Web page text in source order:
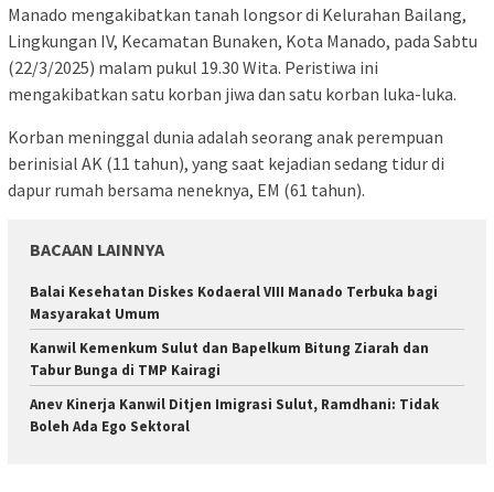
Manado mengakibatkan tanah longsor di Kelurahan Bailang,
Lingkungan IV, Kecamatan Bunaken, Kota Manado, pada Sabtu
(22/3/2025) malam pukul 19.30 Wita. Peristiwa ini
mengakibatkan satu korban jiwa dan satu korban luka-luka.
Korban meninggal dunia adalah seorang anak perempuan
berinisial AK (11 tahun), yang saat kejadian sedang tidur di
dapur rumah bersama neneknya, EM (61 tahun).
BACAAN LAINNYA
Balai Kesehatan Diskes Kodaeral VIII Manado Terbuka bagi
Masyarakat Umum
‎Kanwil Kemenkum Sulut dan Bapelkum Bitung Ziarah dan
Tabur Bunga di TMP Kairagi
Anev Kinerja Kanwil Ditjen Imigrasi Sulut, Ramdhani: Tidak
Boleh Ada Ego Sektoral